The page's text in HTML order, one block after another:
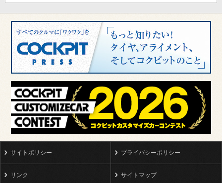
サイトポリシー プライバシーポリシー
リンク サイトマップ